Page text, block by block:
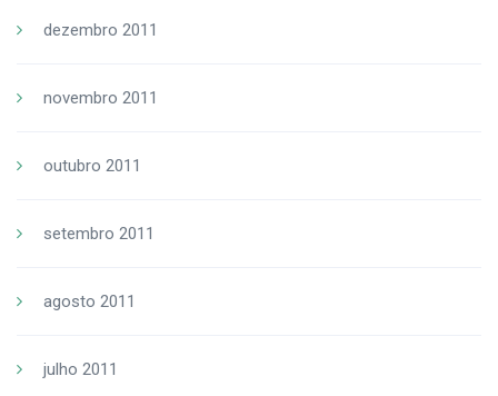
dezembro 2011
novembro 2011
outubro 2011
setembro 2011
agosto 2011
julho 2011